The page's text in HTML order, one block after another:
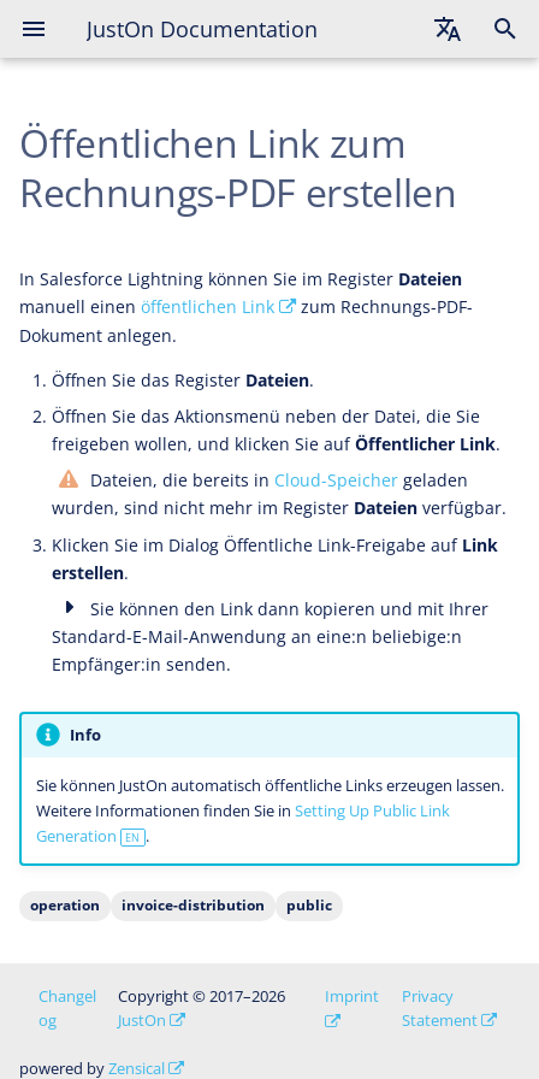
JustOn Documentation
Français
Öffentlichen Link zum
Rechnungs-PDF erstellen
In Salesforce Lightning können Sie im Register Dateien
manuell einen öffentlichen Link
zum Rechnungs-PDF-
Dokument anlegen.
Öffnen Sie das Register Dateien.
Öffnen Sie das Aktionsmenü neben der Datei, die Sie
freigeben wollen, und klicken Sie aufÖffentlicher Link.
Dateien, die bereits in Cloud-Speicher geladen
wurden, sind nicht mehr im Register Dateien verfügbar.
Klicken Sie im Dialog Öffentliche Link-Freigabe auf Link
erstellen.
Sie können den Link dann kopieren und mit Ihrer
Standard-E-Mail-Anwendung an eine:n beliebige:n
Empfänger:in senden.
Info
Sie können JustOn automatisch öffentliche Links erzeugen lassen.
Weitere Informationen finden Sie in Setting Up Public Link
Generation
EN .
operation invoice-distribution public
Changel
og
Copyright © 2017–2026
JustOn
Imprint
Privacy
Statement
powered byZensical